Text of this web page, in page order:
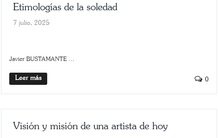
Etimologías de la soledad
7 julio, 2025
Javier BUSTAMANTE ...
Leer más 0
Visión y misión de una artista de hoy